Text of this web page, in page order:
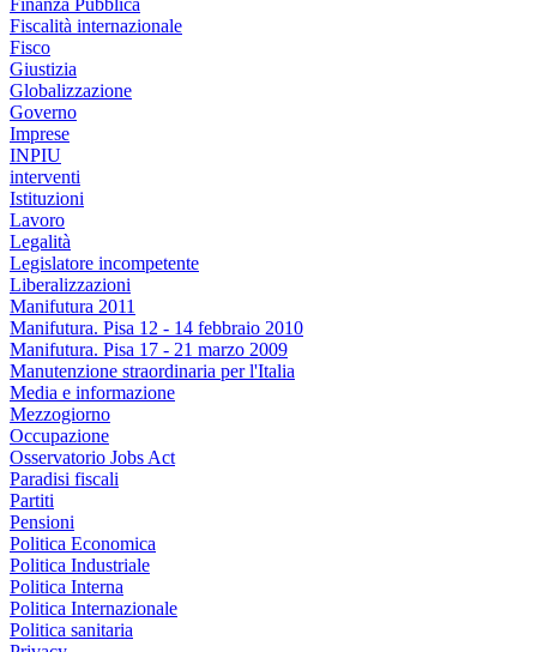
Fiscalità internazionale
Fisco
Giustizia
Globalizzazione
Governo
Imprese
INPIU
interventi
Istituzioni
Lavoro
Legalità
Legislatore incompetente
Liberalizzazioni
Manifutura 2011
Manifutura. Pisa 12 - 14 febbraio 2010
Manifutura. Pisa 17 - 21 marzo 2009
Manutenzione straordinaria per l'Italia
Media e informazione
Mezzogiorno
Occupazione
Osservatorio Jobs Act
Paradisi fiscali
Partiti
Pensioni
Politica Economica
Politica Industriale
Politica Interna
Politica Internazionale
Politica sanitaria